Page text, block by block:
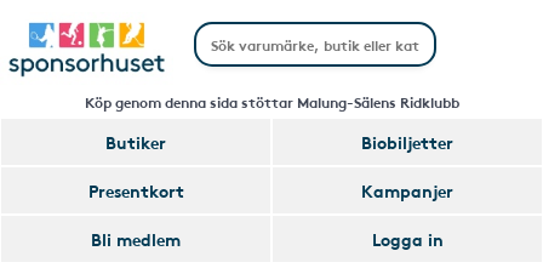
Köp genom denna sida stöttar Malung-Sälens Ridklubb
Butiker
Biobiljetter
Presentkort
Kampanjer
Bli medlem
Logga in